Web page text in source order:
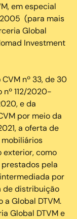
em especial
2005 (para mais
Global
Investment
nº 33, de 30
112/2020-
e da
por meio da
a oferta de
exterior, como
pela
por
de distribuição
Global DTVM.
Global DTVM e